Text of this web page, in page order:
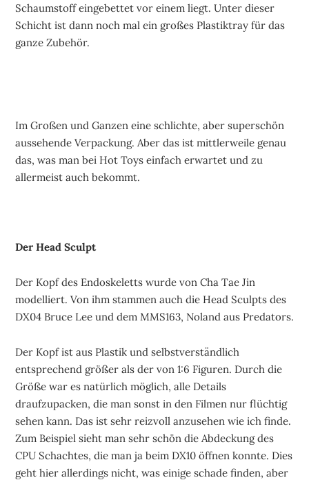
Schaumstoff eingebettet vor einem liegt. Unter dieser
Schicht ist dann noch mal ein großes Plastiktray für das
ganze Zubehör.
Im Großen und Ganzen eine schlichte, aber superschön
aussehende Verpackung. Aber das ist mittlerweile genau
das, was man bei Hot Toys einfach erwartet und zu
allermeist auch bekommt.
Der Head Sculpt
Der Kopf des Endoskeletts wurde von Cha Tae Jin
modelliert. Von ihm stammen auch die Head Sculpts des
DX04 Bruce Lee und dem MMS163, Noland aus Predators.
Der Kopf ist aus Plastik und selbstverständlich
entsprechend größer als der von 1:6 Figuren. Durch die
Größe war es natürlich möglich, alle Details
draufzupacken, die man sonst in den Filmen nur flüchtig
sehen kann. Das ist sehr reizvoll anzusehen wie ich finde.
Zum Beispiel sieht man sehr schön die Abdeckung des
CPU Schachtes, die man ja beim DX10 öffnen konnte. Dies
geht hier allerdings nicht, was einige schade finden, aber